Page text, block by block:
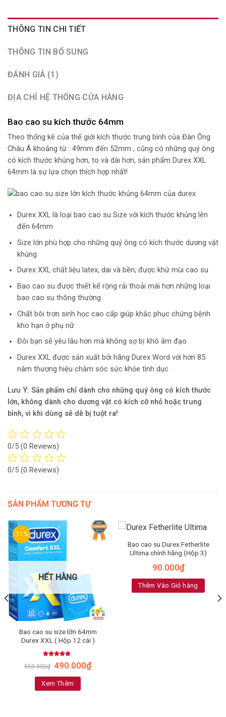
THÔNG TIN CHI TIẾT
THÔNG TIN BỔ SUNG
ĐÁNH GIÁ (1)
ĐỊA CHỈ HỆ THỐNG CỬA HÀNG
Bao cao su kích thước 64mm
Theo thống kê của thế giới kích thước trung bình của Đàn Ông
Châu Á khoảng từ : 49mm đến 52mm , cũng có những quý ông
có kích thước khủng hơn, to và dài hơn, sản phẩm Durex XXL
64mm là sự lựa chọn thích hợp nhất!
Durex XXL là loại bao cao su Size với kích thước khủng lên
đến 64mm
Size lớn phù hợp cho những quý ông có kích thước dương vật
khủng
Durex XXL chất liệu latex, dai và bền, được khử mùi cao su
Bao cao su được thiết kế rộng rải thoải mái hơn những loại
bao cao su thông thường
Chất bôi trơn sinh học cao cấp giúp khắc phục chứng bệnh
kho hạn ở phụ nữ
Đôi bạn sẽ yêu lâu hơn mà không sợ bị khô âm đạo
Durex XXL được sản xuất bởi hãng Durex Word với hơn 85
năm thương hiệu chăm sóc sức khỏe tình dục
Lưu Ý: Sản phẩm chỉ dành cho những quý ông có kích thước
lớn, không dành cho dương vật có kích cỡ nhỏ hoặc trung
bình, vì khi dùng sẽ dễ bị tuột ra!
0/5 (0 Reviews)
0/5 (0 Reviews)
SẢN PHẨM TƯƠNG TỰ
-11%
HẾT HÀNG
Bao cao su size lớn 64mm
Durex XXL ( Hộp 12 cái )
Rated 4.95
out of 5
550.000₫ 490.000₫
Xem Thêm
Bao cao su Durex Fetherlite
Ultima chính hãng (Hộp 3)
90.000₫
Thêm Vào Giỏ hàng